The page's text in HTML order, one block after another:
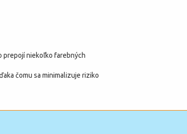
prepojí niekoľko farebných
čomu sa minimalizuje riziko